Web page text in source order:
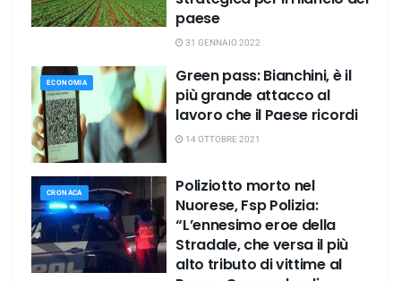
paese
31 GENNAIO 2022
ECONOMIA
Green pass: Bianchini, è il
più grande attacco al
lavoro che il Paese ricordi
14 OTTOBRE 2021
CRONACA
Poliziotto morto nel
Nuorese, Fsp Polizia:
“L’ennesimo eroe della
Stradale, che versa il più
alto tributo di vittime al